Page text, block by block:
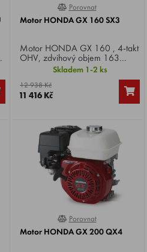
0%
Porovnat
Motor HONDA GX 160 SX3
Motor HONDA GX 160 , 4-takt
OHV, zdvihový objem 163
cm3, výkon 4,8 HP. Specifikace
Skladem 1-2 ks
12 938 Kč
11 416 Kč
0%
Porovnat
Motor HONDA GX 200 QX4